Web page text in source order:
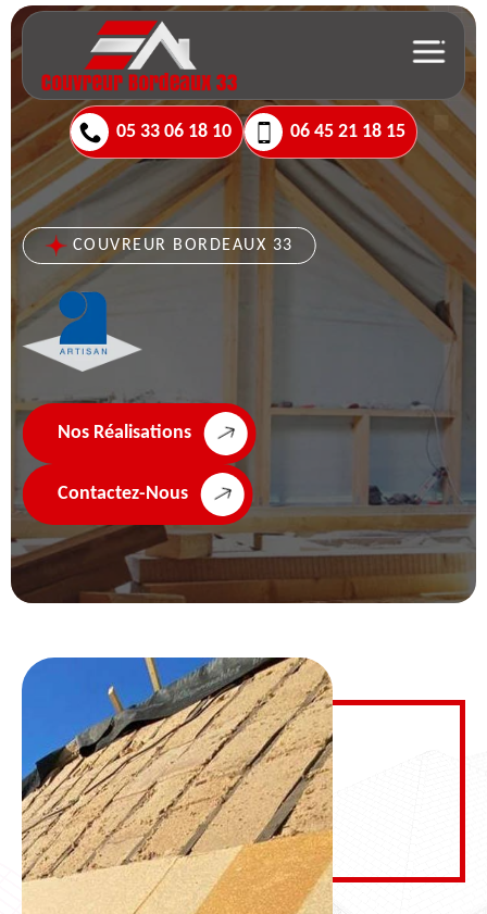
05 33 06 18 10 06 45 21 18 15
COUVREUR BORDEAUX 33
Nos Réalisations
Contactez-Nous